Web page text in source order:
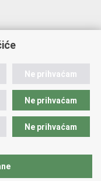
poslova
Ne prihvaćam
Ne prihvaćam
Ne prihvaćam